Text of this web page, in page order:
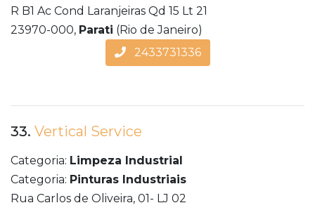
R B1 Ac Cond Laranjeiras Qd 15 Lt 21
23970-000, Parati (Rio de Janeiro)
2433731336
33. Vertical Service
Categoria: Limpeza Industrial
Categoria: Pinturas Industriais
Rua Carlos de Oliveira, 01- LJ 02